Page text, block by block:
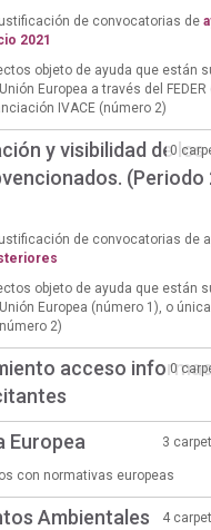
de convocatorias de
2021
objeto de ayuda que están
Europea a través del
IVACE (número 2)
y visibilidad de los
(Periodo
0
de convocatorias de
objeto de ayuda que están
Europea (número 1), o
2)
acceso
0
Europea 3
con normativas europeas
Ambientales 4